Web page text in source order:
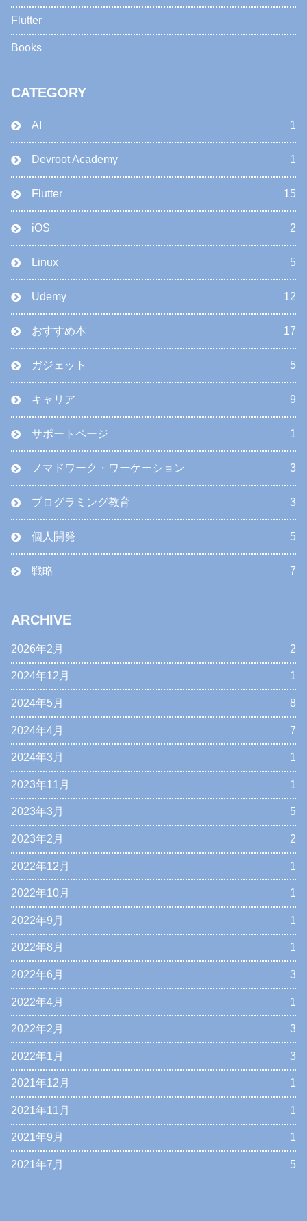
Flutter
Books
CATEGORY
AI 1
Devroot Academy 1
Flutter 15
iOS 2
Linux 5
Udemy 12
おすすめ本 17
ガジェット 5
キャリア 9
サポートページ 1
ノマドワーク・ワーケーション 3
プログラミング教育 3
個人開発 5
戦略 7
ARCHIVE
2026年2月 2
2024年12月 1
2024年5月 8
2024年4月 7
2024年3月 1
2023年11月 1
2023年3月 5
2023年2月 2
2022年12月 1
2022年10月 1
2022年9月 1
2022年8月 1
2022年6月 3
2022年4月 1
2022年2月 3
2022年1月 3
2021年12月 1
2021年11月 1
2021年9月 1
2021年7月 5